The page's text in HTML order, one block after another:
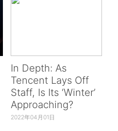
In Depth: As
Tencent Lays Off
Staff, Is Its ‘Winter’
Approaching?
2022年04月01日